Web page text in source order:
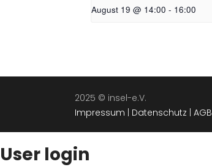
August 19 @ 14:00 - 16:00
2025 © insel-e.V.
Impressum | Datenschutz | AGB
User login